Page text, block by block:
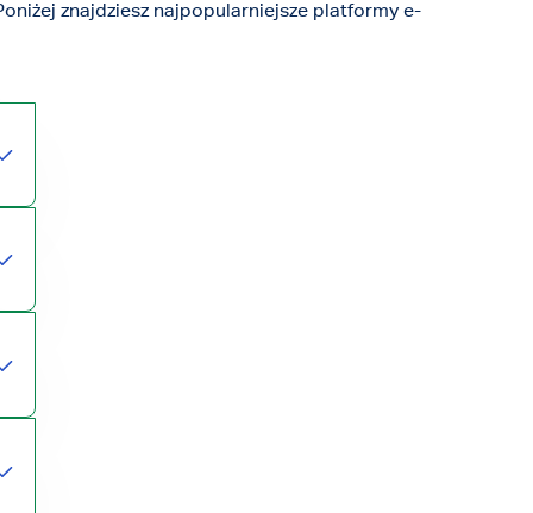
znajdziesz najpopularniejsze platformy e-